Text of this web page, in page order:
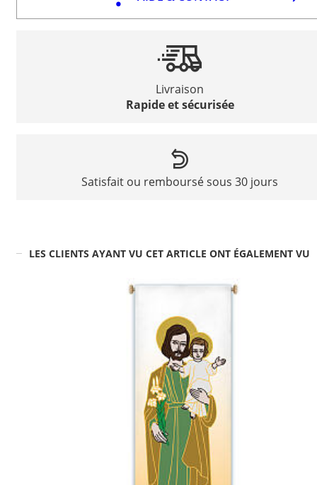
Livraison
Rapide et sécurisée
Satisfait ou remboursé sous 30 jours
LES CLIENTS AYANT VU CET ARTICLE ONT ÉGALEMENT VU